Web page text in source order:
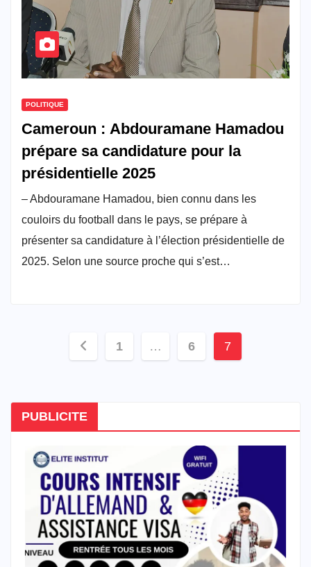
POLITIQUE
Cameroun : Abdouramane Hamadou
prépare sa candidature pour la
présidentielle 2025
– Abdouramane Hamadou, bien connu dans les
couloirs du football dans le pays, se prépare à
présenter sa candidature à l’élection présidentielle de
2025. Selon une source proche qui s’est…
Pagination
publications
1 … 6 7
PUBLICITE